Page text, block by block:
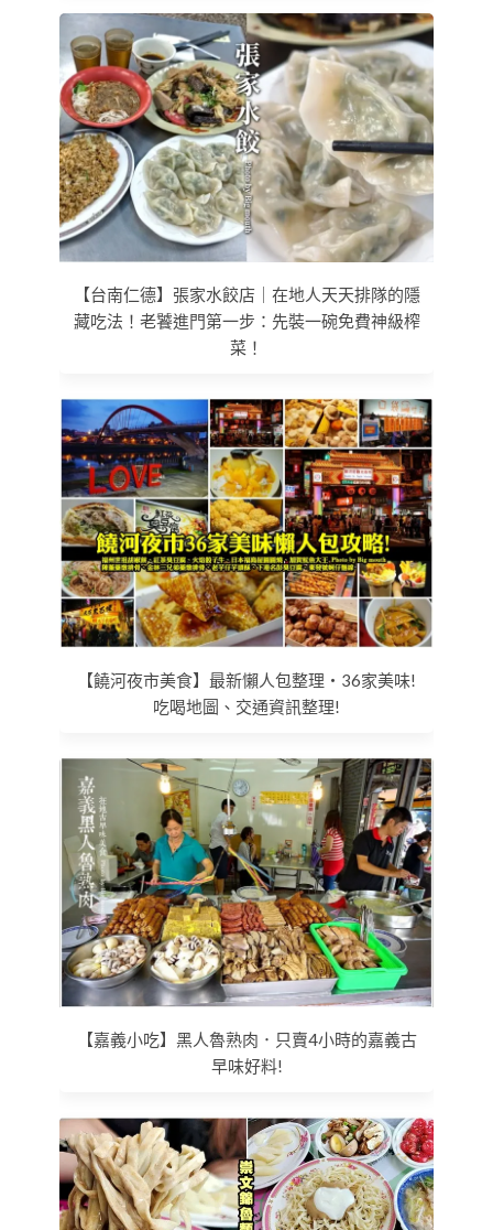
【台南仁德】張家水餃店｜在地人天天排隊的隱
藏吃法！老饕進門第一步：先裝一碗免費神級榨
菜！
【饒河夜市美食】最新懶人包整理‧36家美味!
吃喝地圖、交通資訊整理!
【嘉義小吃】黑人魯熟肉．只賣4小時的嘉義古
早味好料!